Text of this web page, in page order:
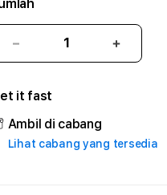
Kurangi
jumlah
JEEPTOGEL
#
Zone360
TV
Tambah
jumlah
TV
it fast
Ambil di cabang
Lihat cabang yang tersedia